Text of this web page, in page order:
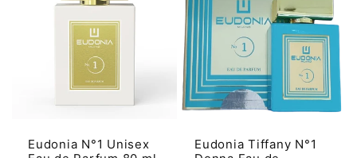
Eudonia N°1 Unisex
Eudonia Tiffany N°1